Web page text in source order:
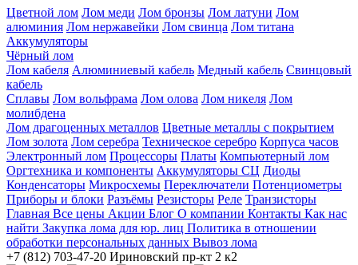
Цветной лом Лом меди Лом бронзы Лом латуни Лом
алюминия Лом нержавейки Лом свинца Лом титана
Аккумуляторы
Чёрный лом
Лом кабеля Алюминиевый кабель Медный кабель Свинцовый
кабель
Сплавы Лом вольфрама Лом олова Лом никеля Лом
молибдена
Лом драгоценных металлов Цветные металлы с покрытием
Лом золота Лом серебра Техническое серебро Корпуса часов
Электронный лом Процессоры Платы Компьютерный лом
Оргтехника и компоненты Аккумуляторы СЦ Диоды
Конденсаторы Микросхемы Переключатели Потенциометры
Приборы и блоки Разъёмы Резисторы Реле Транзисторы
Главная Все цены Акции Блог О компании Контакты Как нас
найти Закупка лома для юр. лиц Политика в отношении
обработки персональных данных Вывоз лома
+7 (812) 703-47-20 Ириновский пр-кт 2 к2